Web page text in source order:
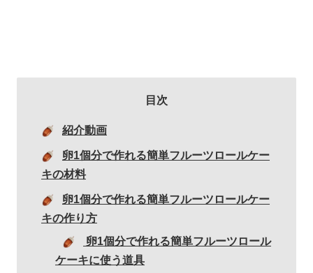
目次
紹介動画
卵1個分で作れる簡単フルーツロールケー
キの材料
卵1個分で作れる簡単フルーツロールケー
キの作り方
卵1個分で作れる簡単フルーツロール
ケーキに使う道具